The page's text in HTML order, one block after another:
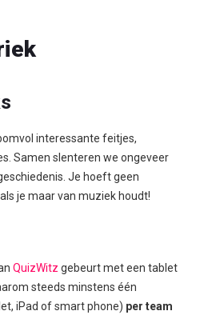
interessante feitjes,
Samen slenteren we ongeveer
Je hoeft geen
je maar van muziek houdt!
QuizWitz gebeurt met een tablet
steeds minstens één
iPad of smart phone) per team